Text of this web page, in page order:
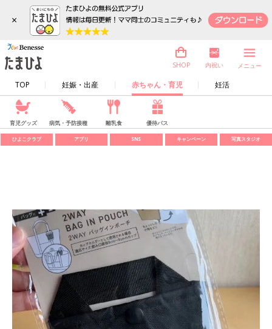
×
TOP 妊娠・出産 赤ちゃん・育児 妊活
SHOP 内祝い メニュー
育児グッズ 病気・予防接種 離乳食 優待パス
ひよこクラブ アプリ SNS キャンペーン 写真スタジオ